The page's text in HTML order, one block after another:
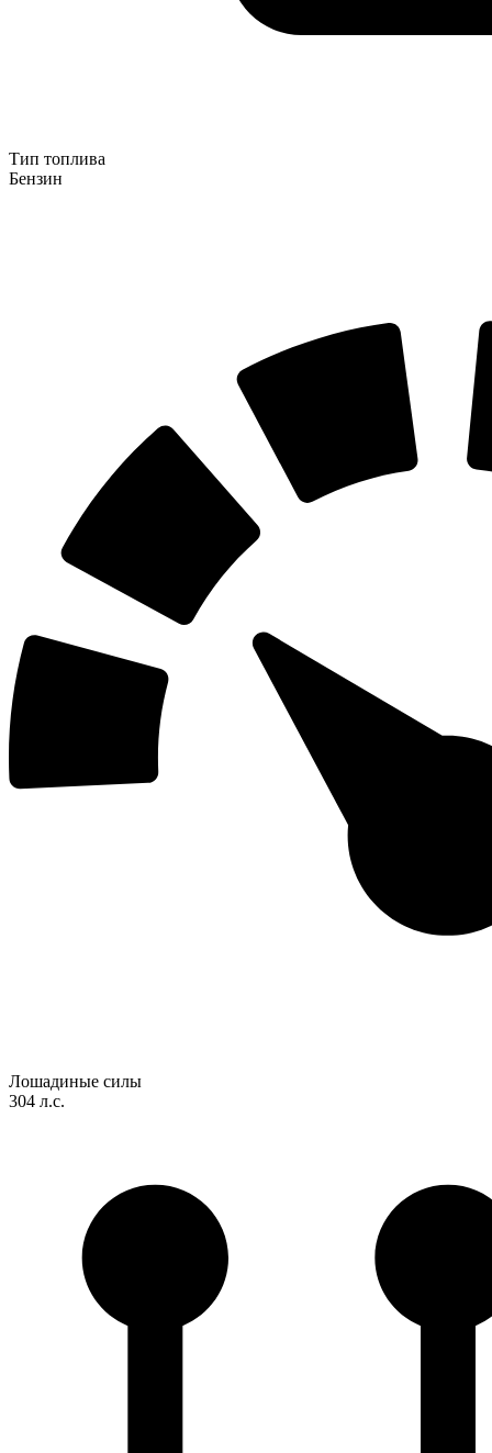
Тип топлива
Бензин
Лошадиные силы
304 л.с.